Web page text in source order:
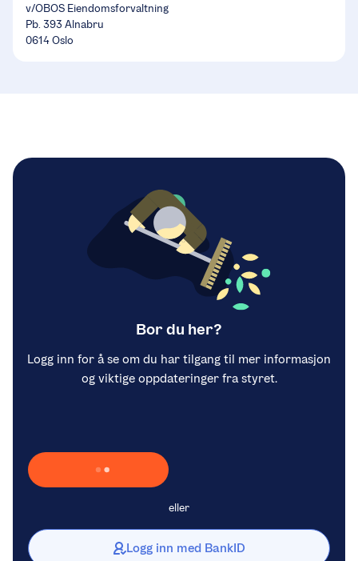
v/OBOS Eiendomsforvaltning
Pb. 393 Alnabru
0614 Oslo
Bor du her?
Logg inn for å se om du har tilgang til mer informasjon
og viktige oppdateringer fra styret.
Laster inn Vipps …
eller
Logg inn med BankID